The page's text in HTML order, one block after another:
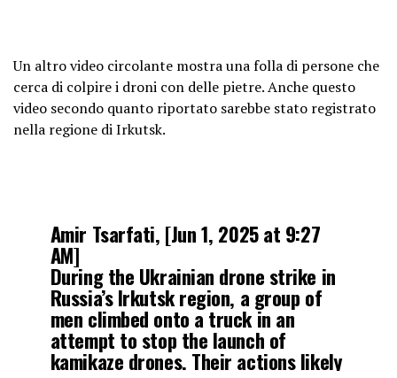
— Mahalaxmi Ramanathan
(@MahalaxmiRaman)June 1, 2025
Un altro video circolante mostra una folla di persone che
cerca di colpire i droni con delle pietre. Anche questo
video secondo quanto riportato sarebbe stato registrato
nella regione di Irkutsk.
Amir Tsarfati, [Jun 1, 2025 at 9:27
AM]
During the Ukrainian drone strike in
Russia’s Irkutsk region, a group of
men climbed onto a truck in an
attempt to stop the launch of
kamikaze drones. Their actions likely